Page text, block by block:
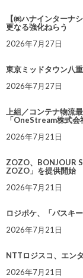
【㈱ハナインターナ
更なる強化ねらう
2026年7月27日
東京ミッドタウン八
2026年7月27日
上組／コンテナ物流
「OneStream株式
2026年7月21日
ZOZO、BONJOUR
ZOZO」を提供開始
2026年7月21日
ロジポケ、「パスキ
2026年7月21日
NTTロジスコ、エン
2026年7月21日